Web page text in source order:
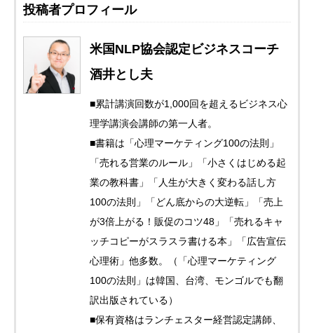
投稿者プロフィール
米国NLP協会認定ビジネスコーチ
酒井とし夫
■累計講演回数が1,000回を超えるビジネス心
理学講演会講師の第一人者。
■書籍は「心理マーケティング100の法則」
「売れる営業のルール」「小さくはじめる起
業の教科書」「人生が大きく変わる話し方
100の法則」「どん底からの大逆転」「売上
が3倍上がる！販促のコツ48」「売れるキャ
ッチコピーがスラスラ書ける本」「広告宣伝
心理術」他多数。（「心理マーケティング
100の法則」は韓国、台湾、モンゴルでも翻
訳出版されている）
■保有資格はランチェスター経営認定講師、